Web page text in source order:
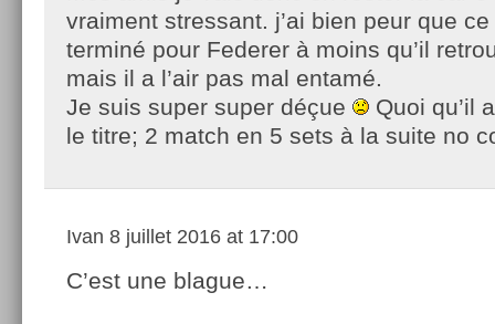
vraiment stressant. j’ai bien peur que
terminé pour Federer à moins qu’il
mais il a l’air pas mal entamé.
Je suis super super déçue
Quoi qu’il
le titre; 2 match en 5 sets à la suite no
Ivan 8 juillet 2016 at 17:00
C’est une blague…